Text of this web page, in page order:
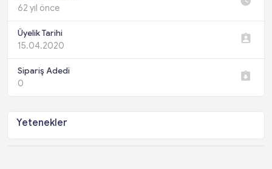
62 yıl önce
Üyelik Tarihi
15.04.2020
Sipariş Adedi
0
Yetenekler